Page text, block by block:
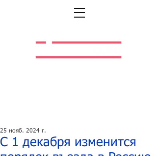
С 1 декабря изменится
25 нояб. 2024 г.